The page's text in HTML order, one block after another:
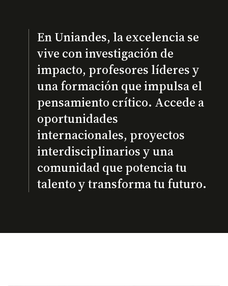
En Uniandes, la excelencia se
vive con investigación de
impacto, profesores líderes y
una formación que impulsa el
pensamiento crítico. Accede a
oportunidades
internacionales, proyectos
interdisciplinarios y una
comunidad que potencia tu
talento y transforma tu futuro.